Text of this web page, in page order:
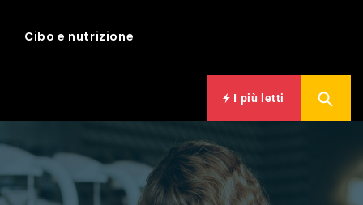
Cibo e nutrizione
I più letti